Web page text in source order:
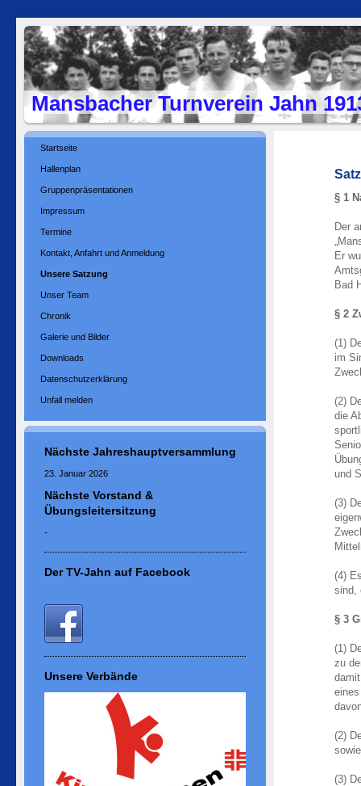
Mansbacher Turnverein Jahn
Startseite
Hallenplan
Gruppenpräsentationen
Impressum
Termine
Kontakt, Anfahrt und Anmeldung
Unsere Satzung
Unser Team
Chronik
Galerie und Bilder
Downloads
Datenschutzerklärung
Unfall melden
Nächste Jahreshauptversammlung
23. Januar 2026
Nächste Vorstand &
Übungsleitersitzung
-
Der TV-Jahn auf Facebook
Unsere Verbände
§ 1
Der
Er
Bad
§ 2
(1)
im
(2)
die
und
(3)
(4)
sind,
§ 3
(1)
zu
(2)
(3)